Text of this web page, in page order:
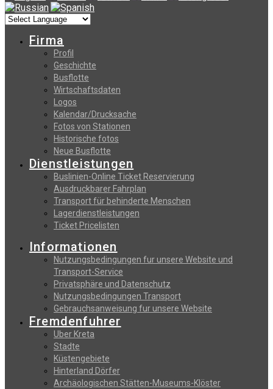
Firma
Profil
Geschichte
Busflotte
Wirtschaftsdaten
Logos
Kalendar/Drucksache
Fotos von Stationen
Historische fotos
Neue Busflotte
Dienstleistungen
Buslinien-Online Ticket Reservierung
Αusdruckbarer Fahrplan
Transport für behinderte Menschen
Lagerdienstleistungen
Ticket Pricelisten
Informationen
Nutzungsbedingungen fur unsere Website und
Transport-Service
Privatsphäre und Datenschutz
Nutzungsbedingungen Transport
Gebrauchsanweisung fur unsere Website
Fremdenfuhrer
Uber Kreta
Stadte
Küstengebiete
Hinterland Dörfer
Archäologischen Stätten-Museums-Klöster